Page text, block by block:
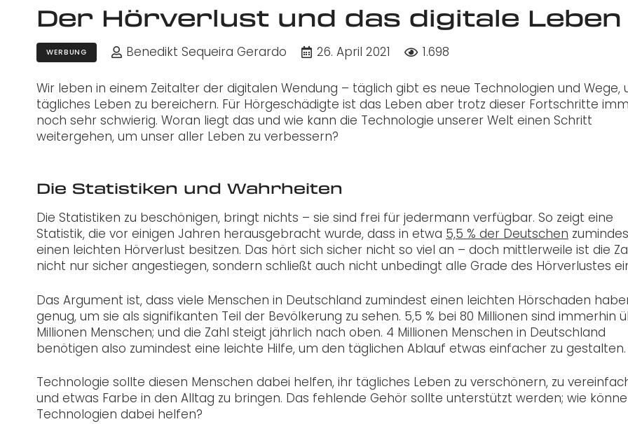
Der Hörverlust und das digitale Leben
WERBUNG Benedikt Sequeira Gerardo 26. April 2021 1.698
Wir leben in einem Zeitalter der digitalen Wendung – täglich gibt es neue Technologien und Wege,
tägliches Leben zu bereichern. Für Hörgeschädigte ist das Leben aber trotz dieser Fortschritte
noch sehr schwierig. Woran liegt das und wie kann die Technologie unserer Welt einen Schritt
weitergehen, um unser aller Leben zu verbessern?
Die Statistiken und Wahrheiten
Die Statistiken zu beschönigen, bringt nichts – sie sind frei für jedermann verfügbar. So zeigt eine
Statistik, die vor einigen Jahren herausgebracht wurde, dass in etwa 5,5 % der Deutschen
einen leichten Hörverlust besitzen. Das hört sich sicher nicht so viel an – doch mittlerweile ist die
nicht nur sicher angestiegen, sondern schließt auch nicht unbedingt alle Grade des Hörverlustes
Das Argument ist, dass viele Menschen in Deutschland zumindest einen leichten Hörschaden
genug, um sie als signifikanten Teil der Bevölkerung zu sehen. 5,5 % bei 80 Millionen sind immerhin
Millionen Menschen; und die Zahl steigt jährlich nach oben. 4 Millionen Menschen in Deutschland
benötigen also zumindest eine leichte Hilfe, um den täglichen Ablauf etwas einfacher zu gestalten.
Technologie sollte diesen Menschen dabei helfen, ihr tägliches Leben zu verschönern, zu
und etwas Farbe in den Alltag zu bringen. Das fehlende Gehör sollte unterstützt werden; wie
Technologien dabei helfen?